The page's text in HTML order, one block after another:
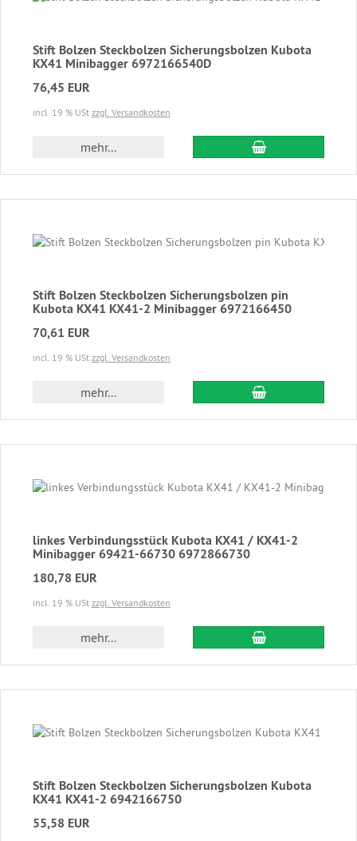
Stift Bolzen Steckbolzen Sicherungsbolzen Kubota
KX41 Minibagger 6972166540D
76,45 EUR
incl. 19 % USt zzgl. Versandkosten
mehr... In den
Stift Bolzen Steckbolzen Sicherungsbolzen pin
Kubota KX41 KX41-2 Minibagger 6972166450
70,61 EUR
incl. 19 % USt zzgl. Versandkosten
mehr... In den
linkes Verbindungsstück Kubota KX41 / KX41-2
Minibagger 69421-66730 6972866730
180,78 EUR
incl. 19 % USt zzgl. Versandkosten
mehr... In den
Stift Bolzen Steckbolzen Sicherungsbolzen Kubota
KX41 KX41-2 6942166750
55,58 EUR